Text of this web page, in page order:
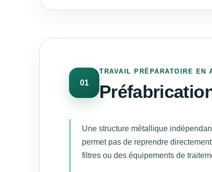
01
TRAVAIL PRÉPARATOIRE EN
Une structure métallique
permet pas de reprendre
filtres ou des équipements de